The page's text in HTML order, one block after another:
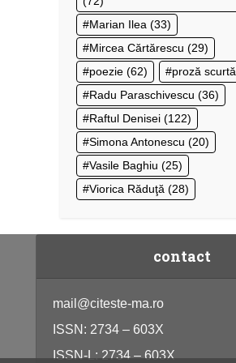
Marian Ilea (33)
Mircea Cărtărescu (29)
poezie (62) proză scurtă
Radu Paraschivescu (36)
Raftul Denisei (122)
Simona Antonescu (20)
Vasile Baghiu (25)
Viorica Răduţă (28)
contact
mail@citeste-ma.ro
ISSN: 2734 – 603X
ISSN-L: 2734 – 603X